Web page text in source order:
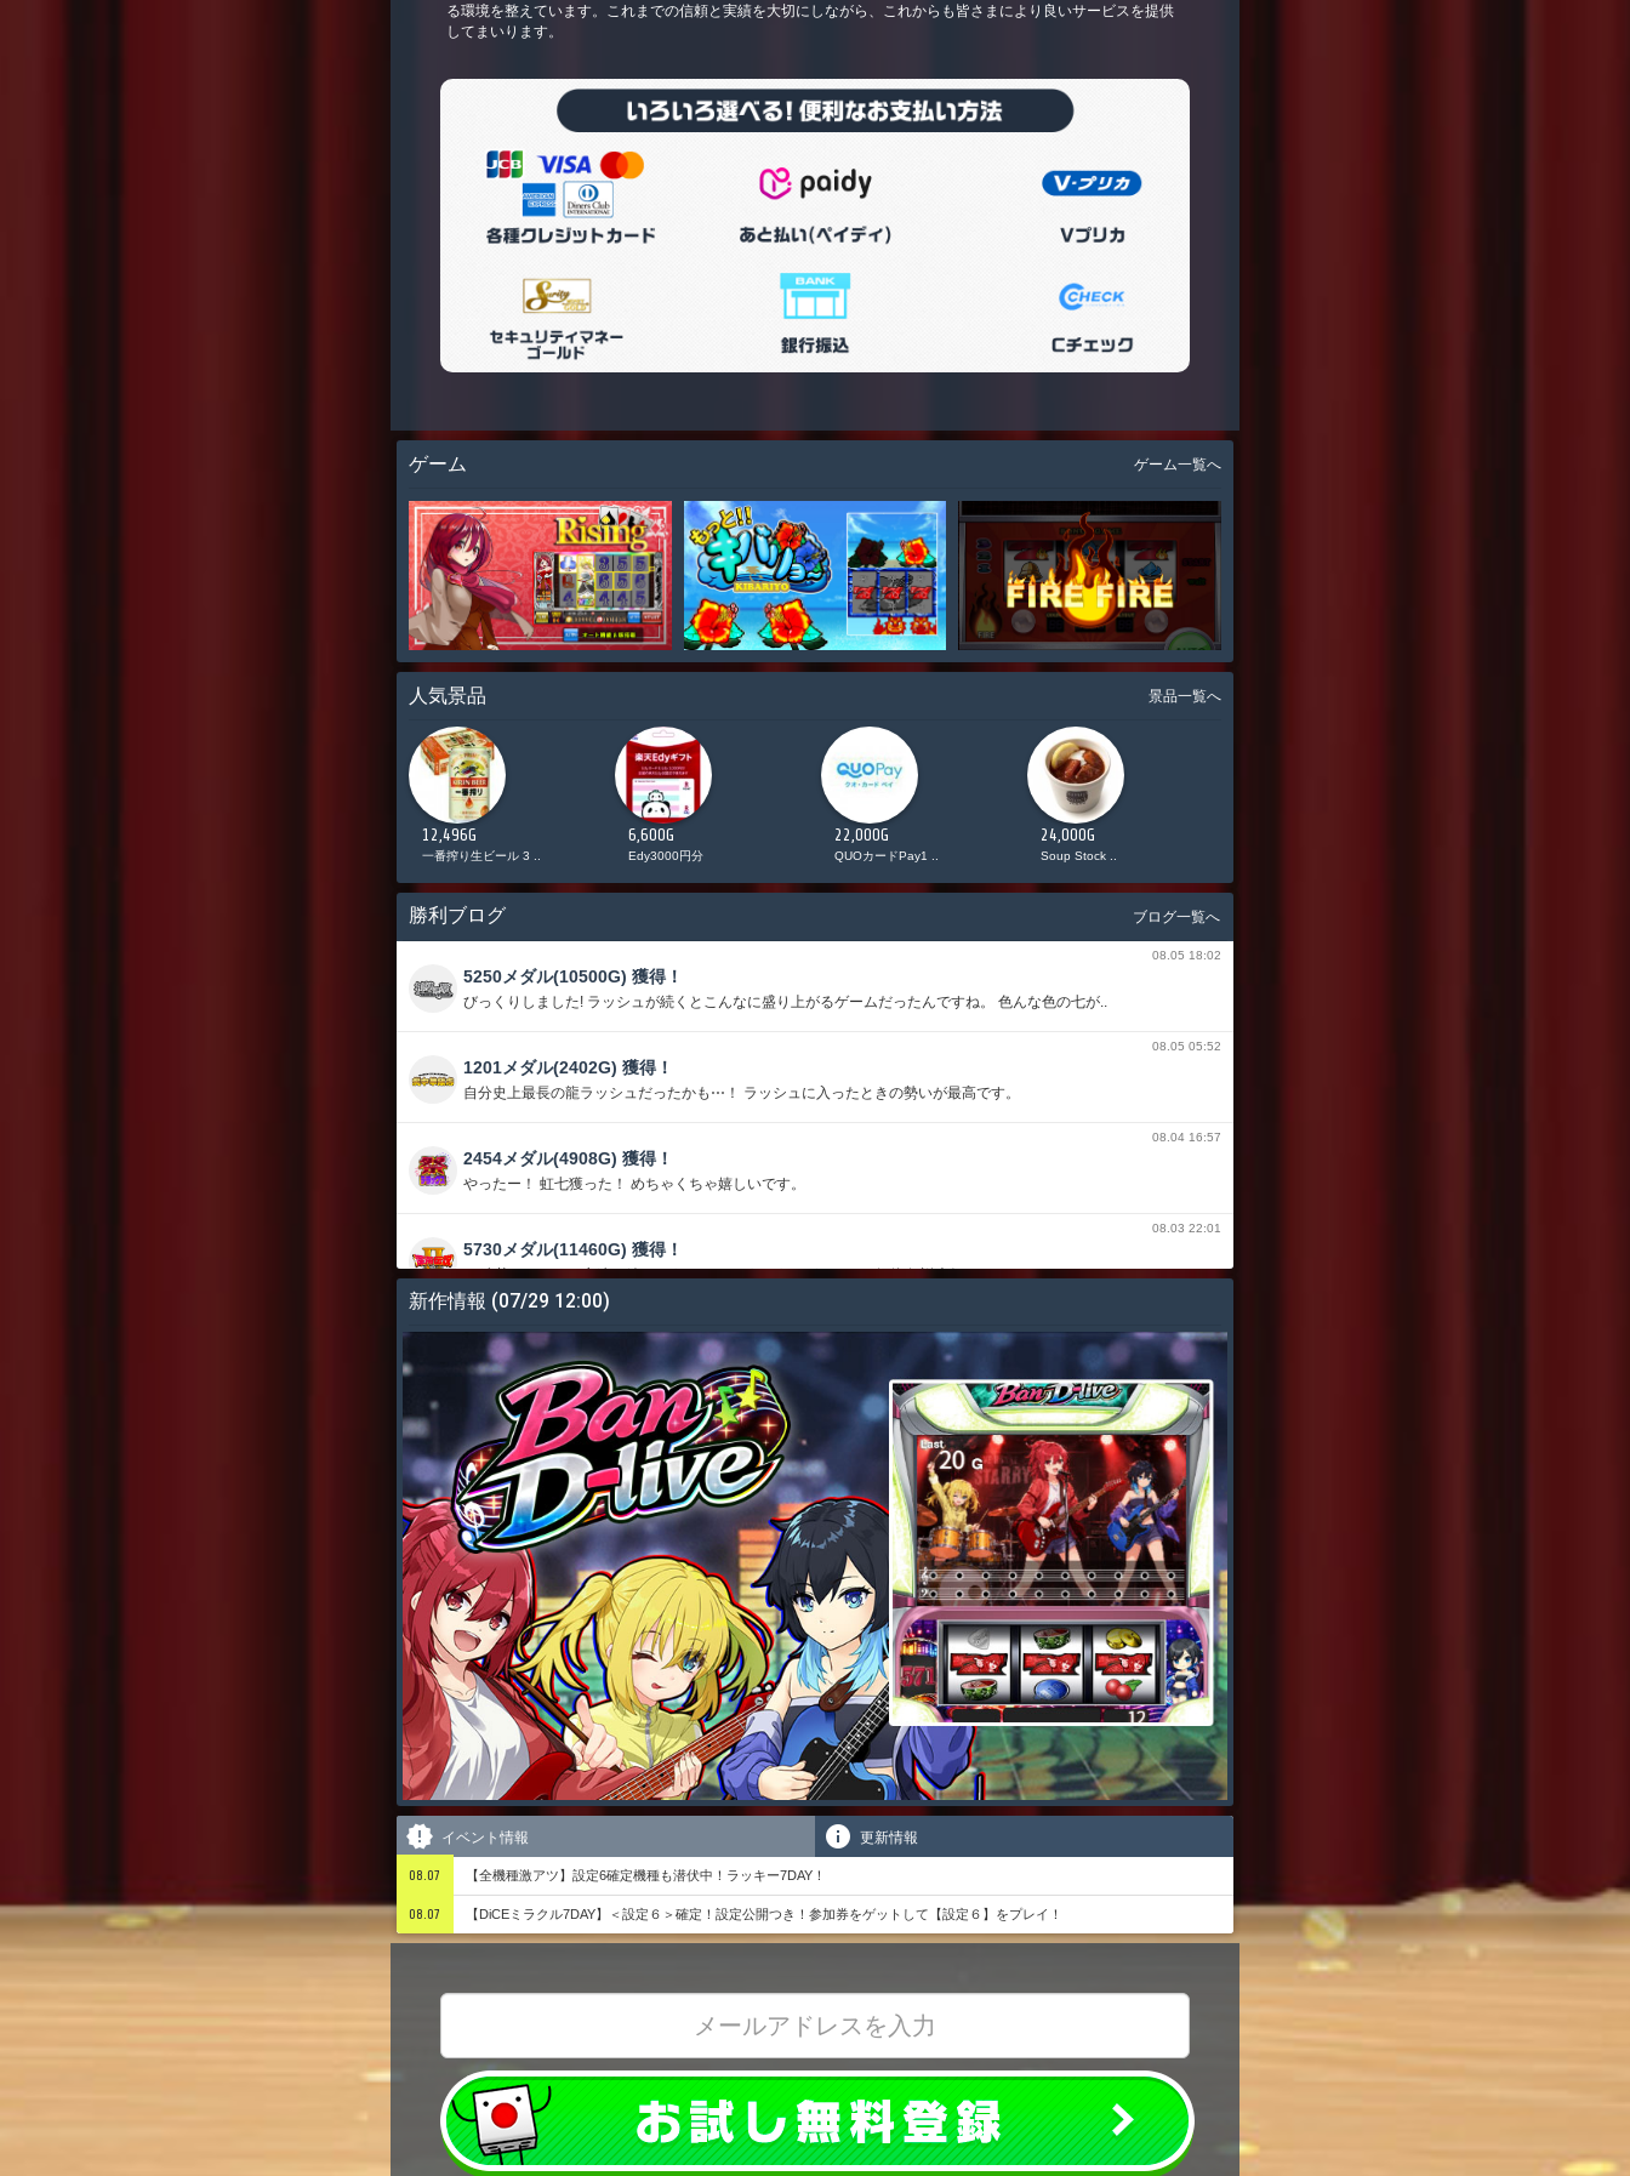
る環境を整えています。これまでの信頼と実績を大切にしながら、これからも皆さまにより良いサービスを提供
してまいります。
ゲーム ゲーム一覧へ
人気景品 景品一覧へ
12,496G
一番搾り生ビール 3 ..
6,600G
Edy3000円分
22,000G
QUOカードPay1 ..
24,000G
Soup Stock ..
勝利ブログ ブログ一覧へ
08.05 18:02
5250メダル(10500G) 獲得！
びっくりしました! ラッシュが続くとこんなに盛り上がるゲームだったんですね。 色んな色の七が..
08.05 05:52
1201メダル(2402G) 獲得！
自分史上最長の龍ラッシュだったかも⋯！ ラッシュに入ったときの勢いが最高です。
08.04 16:57
2454メダル(4908G) 獲得！
やったー！ 虹七獲った！ めちゃくちゃ嬉しいです。
08.03 22:01
5730メダル(11460G) 獲得！
17連荘くらいして永遠に続きそうでした こういうのがあるから深海伝説大好きです
13873メダル(27746G) 獲得！
しーさーがひかったぁ
新作情報 (07/29 12:00)
イベント情報 更新情報
08.07 【全機種激アツ】設定6確定機種も潜伏中！ラッキー7DAY！
08.07 【DiCEミラクル7DAY】＜設定６＞確定！設定公開つき！参加券をゲットして【設定６】をプレイ！